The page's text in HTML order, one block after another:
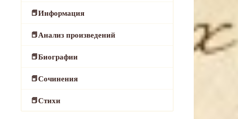
Информация
Анализ произведений
Биографии
Сочинения
Стихи